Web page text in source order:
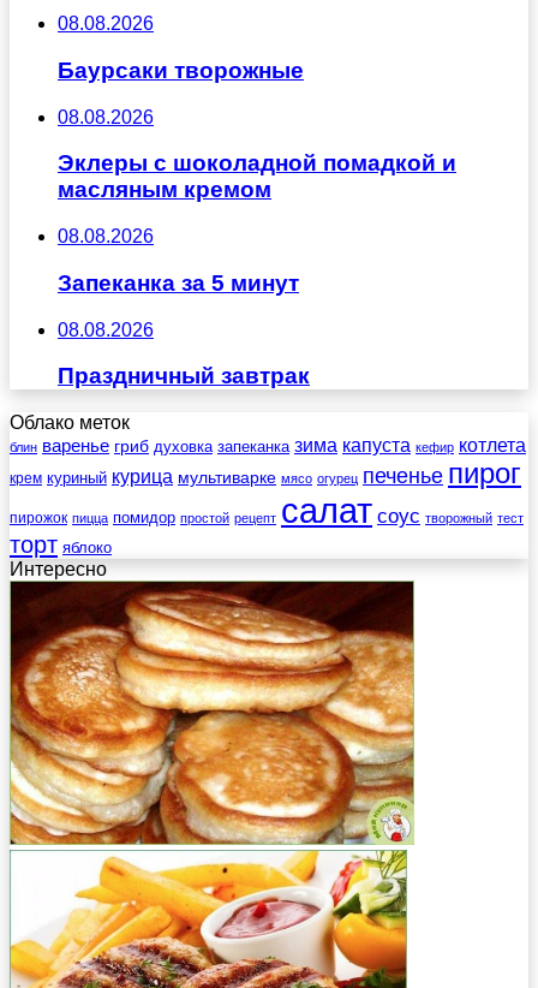
08.08.2026
Баурсаки творожные
08.08.2026
Эклеры с шоколадной помадкой и
масляным кремом
08.08.2026
Запеканка за 5 минут
08.08.2026
Праздничный завтрак
Облако меток
блин варенье гриб духовка запеканка зима капуста кефир котлета
крем куриный курица мультиварке мясо огурец печенье пирог
пирожок пицца помидор простой рецепт салат соус творожный тест
торт яблоко
Интересно